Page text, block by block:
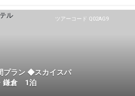
ツアーコード Q02AG9
プラン ◆スカイスパ
鎌倉 1泊